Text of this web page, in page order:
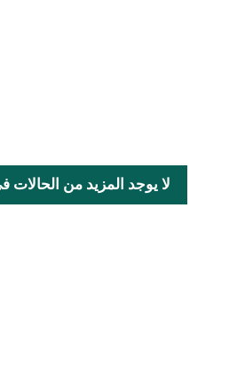
لا يوجد المزيد من الحالات